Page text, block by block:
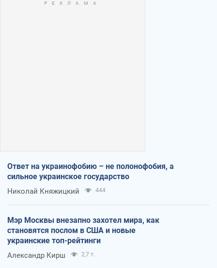
Ответ на украинофобию – не полонофобия, а
сильное украинское государство
Николай Княжицкий 444
Мэр Москвы внезапно захотел мира, как
становятся послом в США и новые
украинские топ-рейтинги
Александр Кирш 2,7 т.